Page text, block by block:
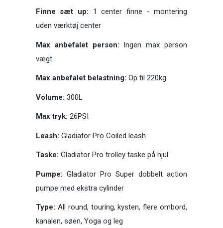
Finne sæt up: 1 center finne - montering
uden værktøj center
Max anbefalet person: Ingen max person
vægt
Max anbefalet belastning: Op til 220kg
Volume: 300L
Max tryk: 26PSI
Leash: Gladiator Pro Coiled leash
Taske: Gladiator Pro trolley taske på hjul
Pumpe: Gladiator Pro Super dobbelt action
pumpe med ekstra cylinder
Type: All round, touring, kysten, flere ombord,
kanalen, søen, Yoga og leg